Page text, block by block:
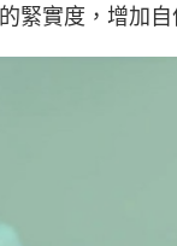
緊實度，增加